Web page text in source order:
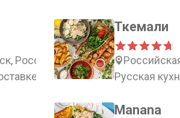
Россия, Хабаровск, улица
Комбо и Ланчи
Ткемали
Русская
Manana